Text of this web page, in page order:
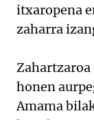
itxaropena
zaharra
Zahartzaroa
honen
Amama